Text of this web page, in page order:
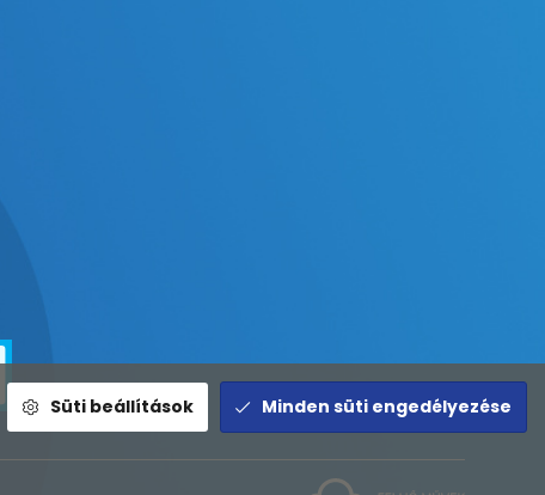
Süti beállítások Minden süti engedélyezése